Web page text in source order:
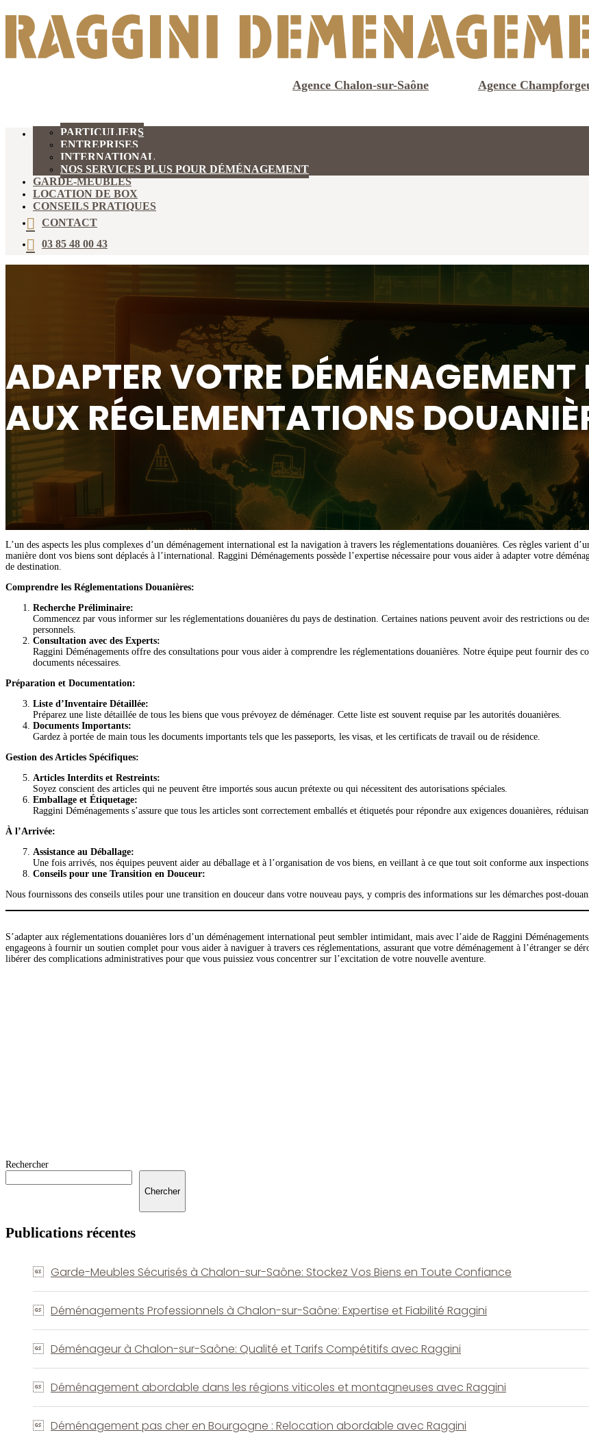
Agence Chalon-sur-Saône Agence
DÉMÉNAGEMENT
PARTICULIERS
ENTREPRISES
INTERNATIONAL
NOS SERVICES PLUS POUR DÉMÉNAGEMENT
GARDE-MEUBLES
LOCATION DE BOX
CONSEILS PRATIQUES
CONTACT
03 85 48 00 43
ADAPTER VOTRE
AUX RÉGLEMENTATIONS
L’un des aspects les plus complexes d’un déménagement international est la navigation à travers les réglementations douanières. Ces règles varient
manière dont vos biens sont déplacés à l’international. Raggini Déménagements possède l’expertise nécessaire pour vous aider à adapter votre
de destination.
Comprendre les Réglementations Douanières:
Recherche Préliminaire:
Commencez par vous informer sur les réglementations douanières du pays de destination. Certaines nations peuvent avoir des restrictions ou
personnels.
Consultation avec des Experts:
Raggini Déménagements offre des consultations pour vous aider à comprendre les réglementations douanières. Notre équipe peut fournir des
documents nécessaires.
Préparation et Documentation:
Liste d’Inventaire Détaillée:
Préparez une liste détaillée de tous les biens que vous prévoyez de déménager. Cette liste est souvent requise par les autorités douanières.
Documents Importants:
Gardez à portée de main tous les documents importants tels que les passeports, les visas, et les certificats de travail ou de résidence.
Gestion des Articles Spécifiques:
Articles Interdits et Restreints:
Soyez conscient des articles qui ne peuvent être importés sous aucun prétexte ou qui nécessitent des autorisations spéciales.
Emballage et Étiquetage:
Raggini Déménagements s’assure que tous les articles sont correctement emballés et étiquetés pour répondre aux exigences douanières,
À l’Arrivée:
Assistance au Déballage:
Une fois arrivés, nos équipes peuvent aider au déballage et à l’organisation de vos biens, en veillant à ce que tout soit conforme aux
Conseils pour une Transition en Douceur:
Nous fournissons des conseils utiles pour une transition en douceur dans votre nouveau pays, y compris des informations sur les démarches post-
S’adapter aux réglementations douanières lors d’un déménagement international peut sembler intimidant, mais avec l’aide de Raggini
engageons à fournir un soutien complet pour vous aider à naviguer à travers ces réglementations, assurant que votre déménagement à l’étranger se
libérer des complications administratives pour que vous puissiez vous concentrer sur l’excitation de votre nouvelle aventure.
Rechercher
Chercher
Publications récentes
Garde-Meubles Sécurisés à Chalon-sur-Saône: Stockez Vos Biens en Toute Confiance
Déménagements Professionnels à Chalon-sur-Saône: Expertise et Fiabilité Raggini
Déménageur à Chalon-sur-Saône: Qualité et Tarifs Compétitifs avec Raggini
Déménagement abordable dans les régions viticoles et montagneuses avec Raggini
Déménagement pas cher en Bourgogne : Relocation abordable avec Raggini